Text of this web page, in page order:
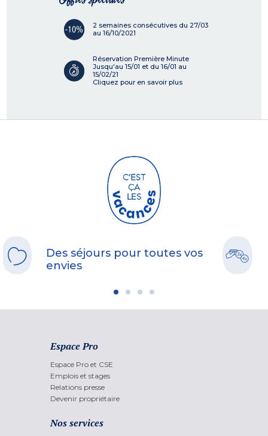
2 semaines consécutives du 27/03
au 16/10/2021
Réservation Première Minute
Jusqu'au 15/01 et du 16/01 au
15/02/21
Cliquez pour en savoir plus
Des séjours pour toutes vos
envies
Espace Pro
Espace Pro et CSE
Emplois et stages
Relations presse
Devenir propriétaire
Nos services